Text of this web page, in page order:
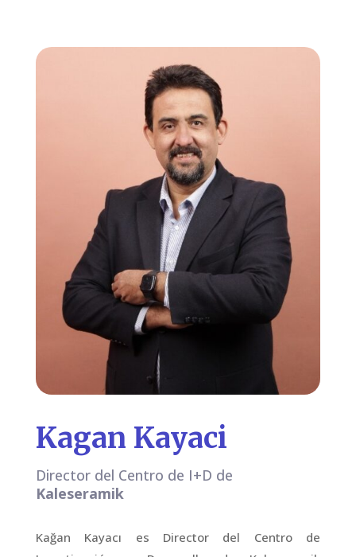
Kagan Kayaci
Director del Centro de I+D de
Kaleseramik
Kağan Kayacı es Director del Centro de